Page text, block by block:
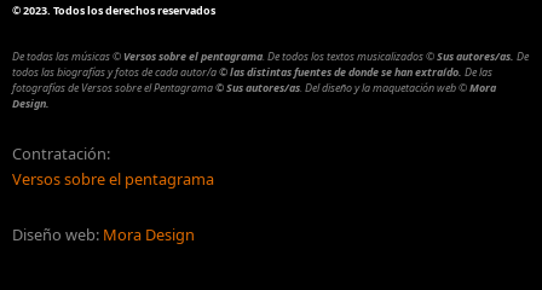
©2023. Todos los derechos reservados
De todas las músicas© Versos sobre el pentagrama. De todos los textos musicalizados©Sus autores/as. De
todos las biografías y fotos de cada autor/a© las distintas fuentes de donde se han extraído. De las
fotografías de Versos sobre el Pentagrama© Sus autores/as. Del diseño y la maquetación web©Mora
Design.
Contratación:
Versos sobre el pentagrama
Diseño web: Mora Design